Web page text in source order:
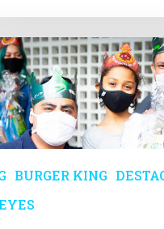
BURGER KING